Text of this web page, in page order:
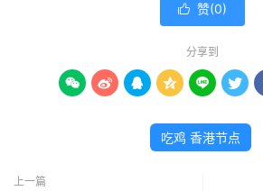
 赞(0)
分享到
     
吃鸡 香港节点
上一篇